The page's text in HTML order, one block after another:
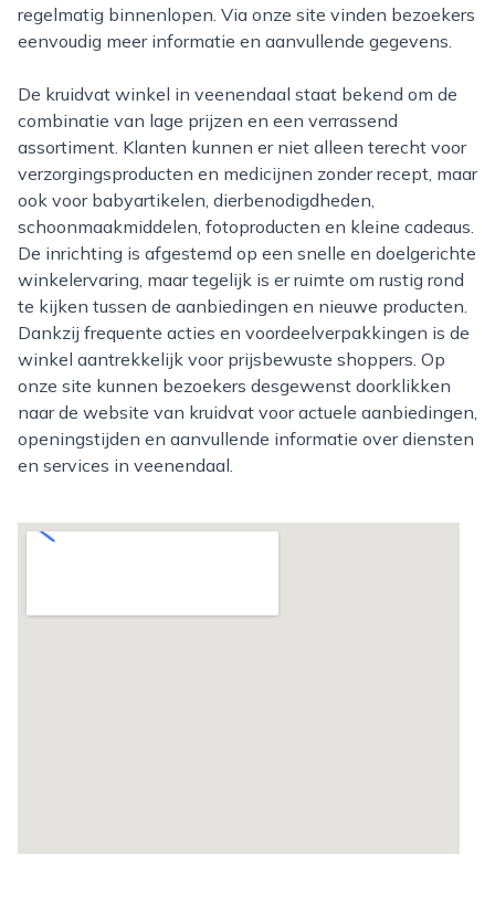
regelmatig binnenlopen. Via onze site vinden bezoekers
eenvoudig meer informatie en aanvullende gegevens.
De kruidvat winkel in veenendaal staat bekend om de
combinatie van lage prijzen en een verrassend
assortiment. Klanten kunnen er niet alleen terecht voor
verzorgingsproducten en medicijnen zonder recept, maar
ook voor babyartikelen, dierbenodigdheden,
schoonmaakmiddelen, fotoproducten en kleine cadeaus.
De inrichting is afgestemd op een snelle en doelgerichte
winkelervaring, maar tegelijk is er ruimte om rustig rond
te kijken tussen de aanbiedingen en nieuwe producten.
Dankzij frequente acties en voordeelverpakkingen is de
winkel aantrekkelijk voor prijsbewuste shoppers. Op
onze site kunnen bezoekers desgewenst doorklikken
naar de website van kruidvat voor actuele aanbiedingen,
openingstijden en aanvullende informatie over diensten
en services in veenendaal.